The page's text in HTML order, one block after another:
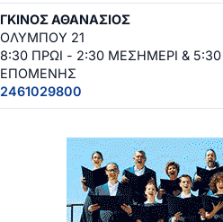
ΓΚΙΝΟΣ ΑΘΑΝΑΣΙΟΣ
ΟΛΥΜΠΟΥ 21
8:30 ΠΡΩΙ - 2:30 ΜΕΣΗΜΕΡΙ &
ΕΠΟΜΕΝΗΣ
2461029800